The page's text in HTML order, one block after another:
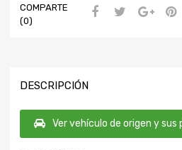
COMPARTE
(0)
DESCRIPCIÓN
Ver vehículo de origen y sus